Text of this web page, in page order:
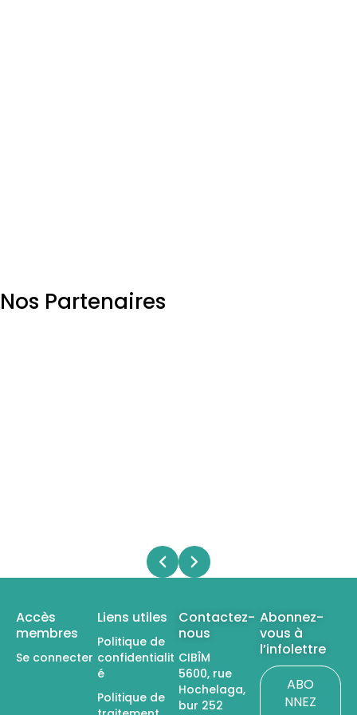
Nos Partenaires
Accès
membres
Se connecter
Liens utiles
Politique de
confidentialit
é
Politique de
Contactez-
nous
CIBÎM
5600, rue
Hochelaga,
bur 252
Abonnez-
vous à
l’infolettre
ABO
NNEZ